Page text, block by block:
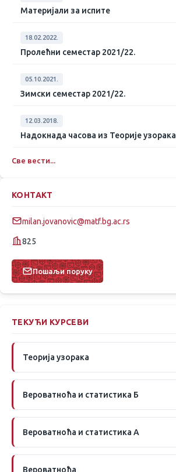
Материјали за испите
18.02.2022.
Пролећни семестар 2021/22.
05.10.2021.
Зимски семестар 2021/22.
12.03.2018.
Надокнада часова из Теорије узорака
Све вести...
КОНТАКТ
milan.jovanovic@matf.bg.ac.rs
825
Пошаљи поруку
ТЕКУЋИ КУРСЕВИ
Теорија узорака
Вероватноћа и статистика Б
Вероватноћа и статистика А
Вероватноћа